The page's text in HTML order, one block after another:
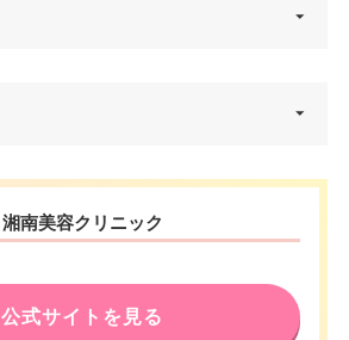
大阪府大阪市中央区心斎橋筋2-7-
0120-5489-93
大阪メトロ心斎橋駅 徒歩4分
大阪府大阪市西区北堀江1-19-1
八光心斎橋AIR Bldg 8階
0120-664-163
大阪メトロ心斎橋駅 徒歩5分/大
湘南美容クリニック
公式サイトを見る